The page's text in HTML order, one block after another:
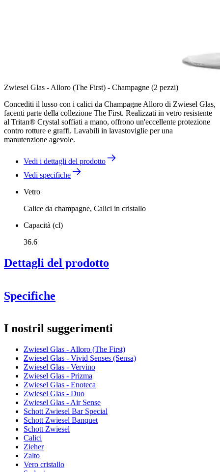
Zwiesel Glas - Alloro (The First) - Champagne (2 pezzi)
Concediti il lusso con i calici da Champagne Alloro di Zwiesel Glas,
facenti parte della collezione The First. Realizzati in vetro resistente
al Tritan® Crystal soffiati a mano, offrono un'eccellente protezione
contro rotture e graffi. Lavabili in lavastoviglie per una
manutenzione agevole.
Vedi i dettagli del prodotto
Vedi specifiche
Vetro
Calice da champagne, Calici in cristallo
Capacità (cl)
36.6
Dettagli del prodotto
Due esclusive flûte per Champagne soffiate a mano e
realizzate da uno dei produttori più rinomati al mondo.
Queste esclusive flûte sono realizzate nel cristallo con titanio
Specifiche
Numero di prodotto122175
Dimensioni (LxAxP cm)
Peso (kg)0.32
Altezza (cm)27
Larghezza (cm)7.5
Profondità (cm)7.5
Vetro
Serie di prodottiAlloro (The First)
VetroCalice da champagne, Calici in cristallo
Diametro (cm)
Capacità (cl)
I nostril suggerimenti
Zwiesel Glas - Alloro (The First)
Zwiesel Glas - Vivid Senses (Sensa)
Zwiesel Glas - Vervino
Zwiesel Glas - Prizma
Zwiesel Glas - Enoteca
Zwiesel Glas - Duo
Zwiesel Glas - Air Sense
Schott Zwiesel Bar Special
Schott Zwiesel Banquet
Schott Zwiesel
Calici
Zieher
Zalto
Vero cristallo